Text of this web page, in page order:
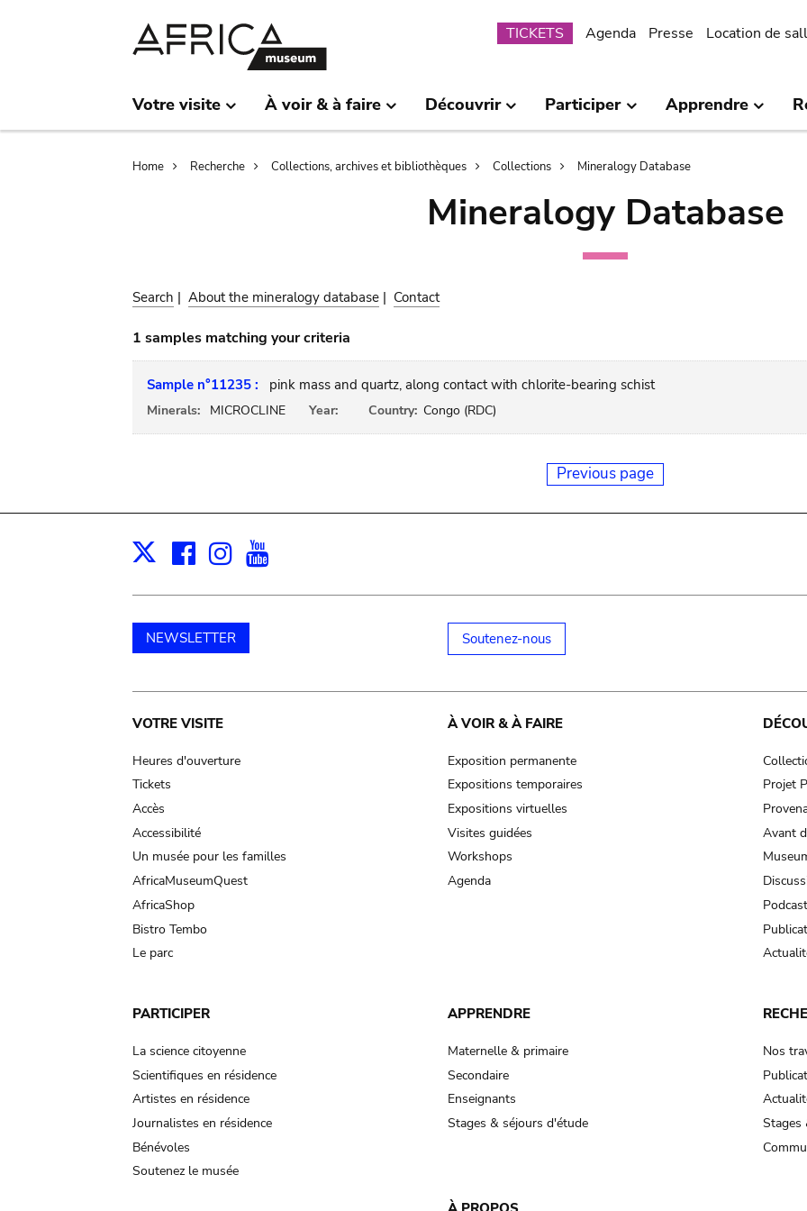
Submenu
TICKETS Agenda Presse Location de
Votre visite À voir & à faire Découvrir Participer Apprendre
Breadcrumb
Home Recherche Collections, archives et bibliothèques Collections Mineralogy Database
Mineralogy Database
Search | About the mineralogy database | Contact
1 samples matching your criteria
Sample n°11235 : pink mass and quartz, along contact with chlorite-bearing schist
Minerals: MICROCLINE Year: Country: Congo (RDC)
Previous page
X Facebook
Instagram
NEWSLETTER Soutenez-nous
Main
navigation
VOTRE VISITE
Heures d'ouverture
Tickets
Accès
Accessibilité
Un musée pour les familles
AfricaMuseumQuest
AfricaShop
Bistro Tembo
Le parc
À VOIR & À FAIRE
Exposition permanente
Expositions temporaires
Expositions virtuelles
Visites guidées
Workshops
Agenda
Projet
Avant
PARTICIPER
La science citoyenne
Scientifiques en résidence
Artistes en résidence
Journalistes en résidence
Bénévoles
Soutenez le musée
APPRENDRE
Maternelle & primaire
Secondaire
Enseignants
Stages & séjours d'étude
Nos
Stages